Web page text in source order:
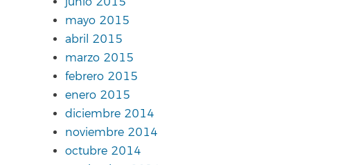
mayo 2015
abril 2015
marzo 2015
febrero 2015
enero 2015
diciembre 2014
noviembre 2014
octubre 2014